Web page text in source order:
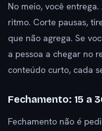
No meio, você
ritmo. Corte pausas,
que não agrega. Se
a pessoa a chegar no
conteúdo curto, cada
Fechamento: 15 a
Fechamento não é